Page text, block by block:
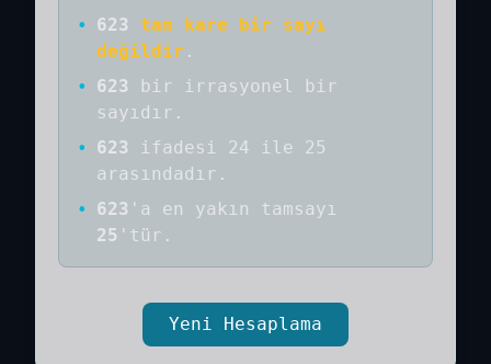
• 623
tam kare bir sayı
değildir .
•
623 bir
irrasyonel bir
sayıdır .
•
623
ifadesi 24 ile 25
arasındadır.
•
623 'a en yakın tamsayı
25 'tür.
Yeni Hesaplama